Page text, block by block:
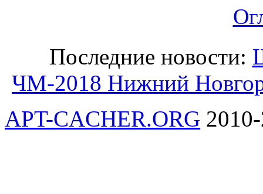
Последние новости:
ЧМ-2018 Нижний
APT-CACHER.ORG